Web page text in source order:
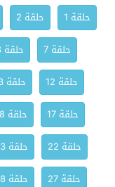
حلقة 1 حلقة 2
حلقة 7
حلقة 8
حلقة 12
حلقة 13
حلقة 17
حلقة 18
حلقة 22
حلقة 23
حلقة 27
حلقة 28